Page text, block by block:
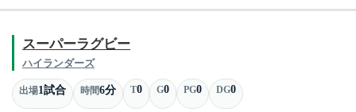
スーパーラグビー
ハイランダーズ
出場1試合 時間6分 T0 G0 PG0 DG0